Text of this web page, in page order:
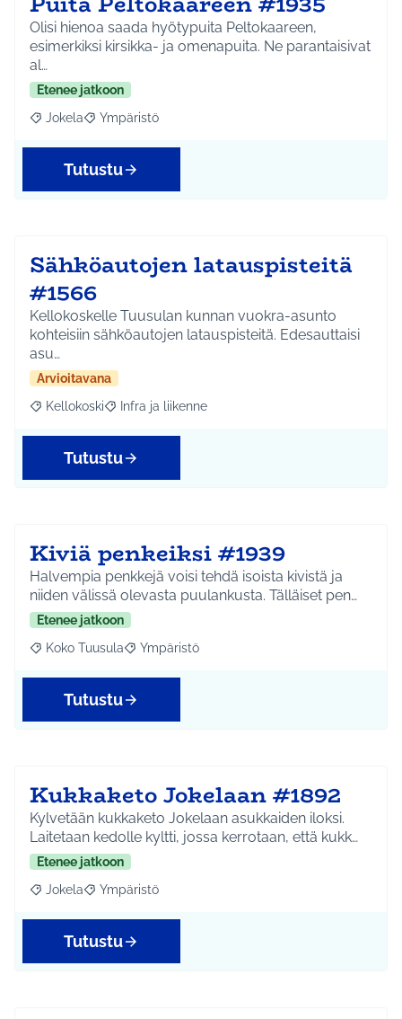
Olisi hienoa saada hyötypuita Peltokaareen,
esimerkiksi kirsikka- ja omenapuita. Ne parantaisivat
al…
Etenee jatkoon
Rajaa tulokset aihepiirin mukaan: Jokela
Jokela Rajaa tulokset teeman mukaan: Ympäristö
Ympäristö
Tutustu
Sähköautojen latauspisteitä
#1566
Kellokoskelle Tuusulan kunnan vuokra-asunto
kohteisiin sähköautojen latauspisteitä. Edesauttaisi
asu…
Arvioitavana
Rajaa tulokset aihepiirin mukaan: Kellokoski
Kellokoski Rajaa tulokset teeman mukaan: Infra ja liikenne
Infra ja liikenne
Tutustu
Kiviä penkeiksi #1939
Halvempia penkkejä voisi tehdä isoista kivistä ja
niiden välissä olevasta puulankusta. Tälläiset pen…
Etenee jatkoon
Rajaa tulokset aihepiirin mukaan: Koko Tuusula
Koko Tuusula Rajaa tulokset teeman mukaan: Ympäristö
Ympäristö
Tutustu
Kukkaketo Jokelaan #1892
Kylvetään kukkaketo Jokelaan asukkaiden iloksi.
Laitetaan kedolle kyltti, jossa kerrotaan, että kukk…
Etenee jatkoon
Rajaa tulokset aihepiirin mukaan: Jokela
Jokela Rajaa tulokset teeman mukaan: Ympäristö
Ympäristö
Tutustu